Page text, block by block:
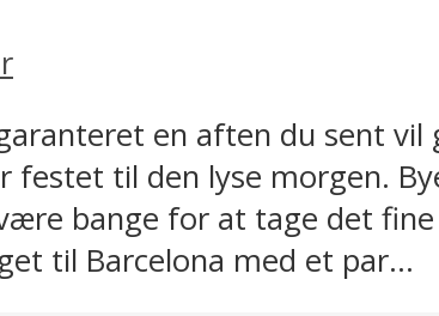
en aften du sent
festet til den lyse morgen.
bange for at tage det
til Barcelona med et par...